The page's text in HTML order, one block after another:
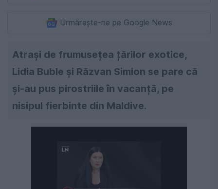
Urmărește-ne pe Google News
Atrași de frumusețea țărilor exotice,
Lidia Buble și Răzvan Simion se pare că
și-au pus pirostriile în vacanță, pe
nisipul fierbinte din Maldive.